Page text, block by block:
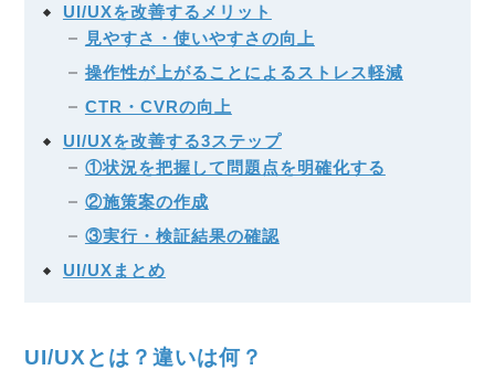
UI/UXを改善するメリット
見やすさ・使いやすさの向上
操作性が上がることによるストレス軽減
CTR・CVRの向上
UI/UXを改善する3ステップ
①状況を把握して問題点を明確化する
②施策案の作成
③実行・検証結果の確認
UI/UXまとめ
UI/UXとは？違いは何？